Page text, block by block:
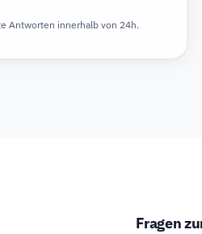
Antworten innerhalb von 24h.
Fragen